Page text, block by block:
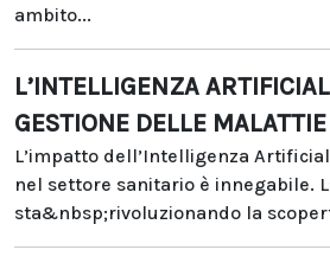
ambito...
L’INTELLIGENZA
GESTIONE DELLE
L’impatto dell’Intelligenza
nel settore sanitario è innegabile.
sta&nbsp;rivoluzionando la